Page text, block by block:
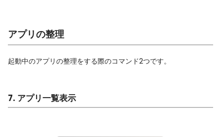
アプリの整理
起動中のアプリの整理をする際のコマンド2つです。
7. アプリ一覧表示